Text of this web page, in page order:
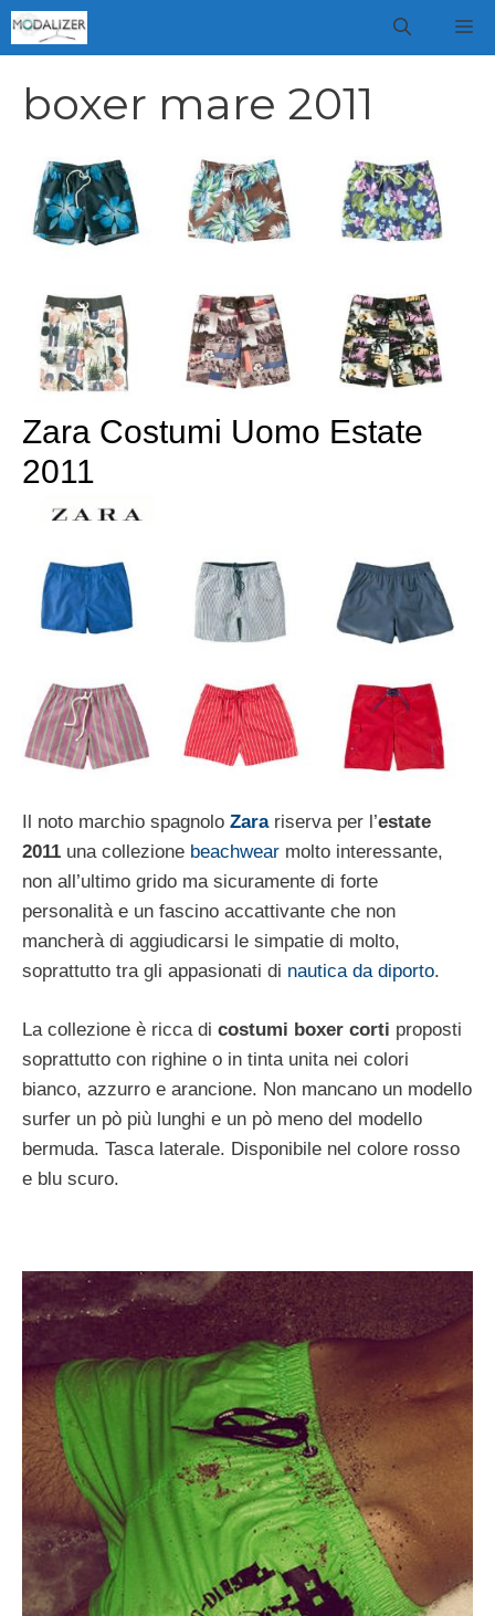
Vai
al
boxer mare 2011
Zara Costumi Uomo Estate
2011
Il noto marchio spagnolo Zarariserva per l’estate
2011 una collezione beachwear molto interessante,
non all’ultimo grido ma sicuramente di forte
personalità e un fascino accattivante che non
mancherà di aggiudicarsi le simpatie di molto,
soprattutto tra gli appasionati di nautica da diporto.
La collezione è ricca di costumi boxer corti proposti
soprattutto con righine o in tinta unita nei colori
bianco, azzurro e arancione. Non mancano un modello
surfer un pò più lunghi e un pò meno del modello
bermuda. Tasca laterale. Disponibile nel colore rosso
e blu scuro.